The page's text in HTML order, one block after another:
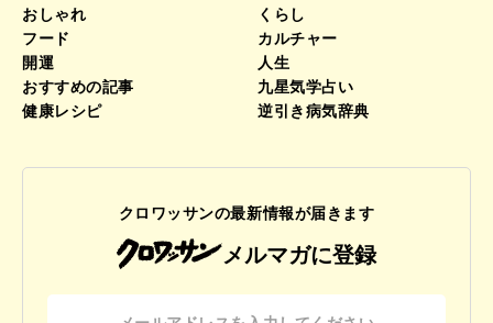
おしゃれ
くらし
フード
カルチャー
開運
人生
おすすめの記事
九星気学占い
健康レシピ
逆引き病気辞典
クロワッサンの最新情報が届きます
メルマガに登録